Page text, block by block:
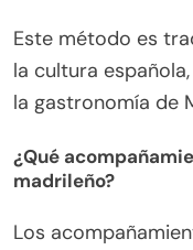
Este método es
la cultura
la gastronomía de
¿Qué
madrileño?
Los